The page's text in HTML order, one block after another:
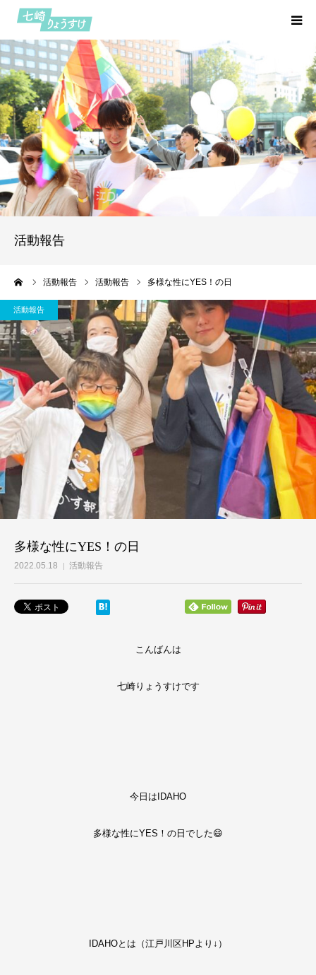
活動報告
活動報告 活動報告 多様な性にYES！の日
活動報告
多様な性にYES！の日
2022.05.18 活動報告
こんばんは
七崎りょうすけです
今日はIDAHO
多様な性にYES！の日でした😄
IDAHOとは（江戸川区HPより↓）
HOME
プロフィール
七つの約束
活動報告